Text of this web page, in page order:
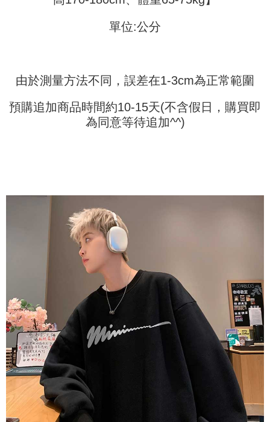
berasingan dan tidak termasuk dalam bil telekom anda. SMS peringatan
bar kedai serbaneka, kedai runcit Taiwan Mobile, pemindahan bank,
[Nota Penting]
Untuk memenuhi hubungan kontrak yang terjalin melalui persetujuan
penggunaan OP Pay Later, peniaga akan memberikan maklumat peribadi
anda (termasuk nama, nombor telefon, atau alamat) kepada Syarikat bagi
tujuan pengumpulan, pemprosesan dan penggunaan data yang
diperlukan untuk pengebilan ansuran, termasuk pengesahan,
pengesahan semula dan pembetulan.
Untuk terma perkhidmatan penuh, sila rujuk pautan berikut:
https://oppay.tw/userRule
" target="_blank" class="link revert-
style">https://oppay.tw/userRule
【Panduan Penggunaan Pembayaran Ansuran Gogo】
1. Perkhidmatan ini disediakan oleh Taiwan Mobile, pengguna telefon
mudah alih boleh segera menggunakan tanpa perlu memohon lagi.
(Hanya untuk nombor langganan peribadi, tidak terbuka untuk syarikat
dan kad prabayar)
2. Pilihan kaedah pembayaran "Pembayaran Ansuran Gogo", selepas
pesanan ditubuhkan, akan secara automatik dialihkan ke proses
transaksi Gogo, selepas pengesahan nombor telefon, pilih bilangan
ansuran yang diingini, tarikh akhir pembayaran, dan setelah
ditambah dengan bilangan hari yang boleh dilanjutkan oleh AFTEE. Anda
boleh melanjutkan tempoh pembayaran anda sebelum anda menerima
pesanan. Walau bagaimanapun, tiada jaminan bahawa anda boleh
kepada AFTEE dalam tempoh sama ada anda menerima pesanan.
1. Jumlah yang diperakui untuk pengguna kali pertama boleh sehingga
NT$10,000. Amaun diperakui sebenar yang diluluskan akan berdasarkan
keputusan pensijilan dan semakan oleh AFTEE.
Taiwan, Inc. dan AFTEE akan membuat bil kepada pengguna. AFTEE
pembeli, no. telefon, nama penerima, no. telefon, alamat penerima) untuk
penggunaan perkhidmatan. Sila rujuk kepada "Penyata Pengumpulan
Data Peribadi, Pemprosesan, Penggunaan"
(https://aftee.tw/privacypolicy/) untuk maklumat lanjut.
Jumlah yang diperakui untuk pengguna kali pertama yang lulus
kelulusan boleh sehingga NT$10,000. Jika pengguna tidak membuat
pembayaran dalam tempoh tersebut, yuran pembayaran lewat sebanyak
20% setahun akan dikenakan. Pengguna bawah umur dikehendaki
mendapatkan kebenaran daripada ibu bapa atau penjaga yang sah
untuk menggunakan AFTEE.
Sila hubungi NP Taiwan Inc. di cs_tw@netprotections.co.jp
jika anda
mempunyai sebarang kebimbangan mengenai pemprosesan dan
penggunaan pada data peribadi. Jika anda tidak bersetuju dengan data
peribadi yang disenaraikan seperti di atas akan dikumpul dan digunakan
oleh AFTEE, sila jangan gunakan perkhidmatan ini.
單位:公分
由於測量方法不同，誤差在1-3cm為正常範圍
預購追加商品時間約10-15天(不含假日，購買即
為同意等待追加^^)